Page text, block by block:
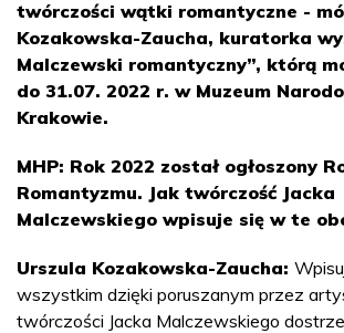
twórczości wątki romantyczne -
Kozakowska-Zaucha, kuratorka
Malczewski romantyczny”, którą
do 31.07. 2022 r. w Muzeum
Krakowie.
MHP: Rok 2022 został ogłoszony
Romantyzmu. Jak twórczość Jacka
Malczewskiego wpisuje się w te
Urszula Kozakowska-Zaucha:
wszystkim dzięki poruszanym przez
twórczości Jacka Malczewskiego